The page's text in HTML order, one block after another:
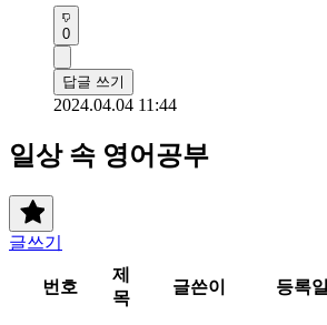
0
답글 쓰기
2024.04.04 11:44
일상 속 영어공부
글쓰기
번호
제
목
글쓴이 등록일